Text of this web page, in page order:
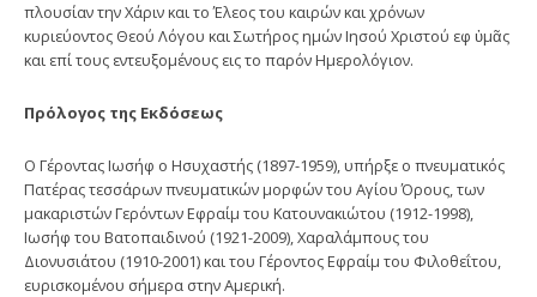
πλουσίαν την Χάριν και το Έλεος του καιρών και χρόνων
κυριεύοντος Θεού Λόγου και Σωτήρος ημών Ιησού Χριστού εφ ὑμᾶς
και επί τους εντευξομένους εις το παρόν Ημερολόγιον.
Πρόλογος της Εκδόσεως
O Γέροντας Ιωσήφ ο Ησυχαστής (1897-1959), υπήρξε ο πνευματικός
Πατέρας τεσσάρων πνευματικών μορφών του Αγίου Όρους, των
μακαριστών Γερόντων Εφραίμ του Κατουνακιώτου (1912-1998),
Ιωσήφ του Βατοπαιδινού (1921-2009), Χαραλάμπους του
Διονυσιάτου (1910-2001) και του Γέροντος Εφραίμ του Φιλοθεΐτου,
ευρισκομένου σήμερα στην Αμερική.